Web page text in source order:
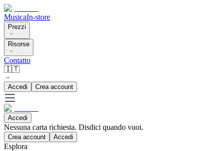
MusicaIn-store
Prezzi
Risorse
Contatto
🇮🇹
Accedi Crea account
Accedi
Nessuna carta richiesta. Disdici quando vuoi.
Crea account Accedi
Esplora